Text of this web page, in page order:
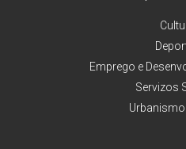
Emprego e
Servizos